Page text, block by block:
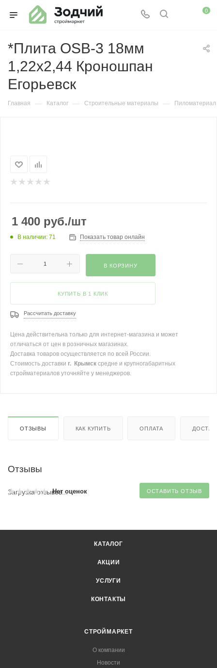
0
*Плита OSB-3 18мм
1,22х2,44 Кроношпан
Егорьевск
Главная — Каталог — Строительные материалы — Пиломатериал
1 400 руб./шт
В наличии: 71 Показать товар онлайн
В КОРЗИНУ
КУПИТЬ В 1 КЛИК
Рассчитать доставку
Цена действительна только для интернет-магазина и может
отличаться от цен в розничных магазинах.
Доставка товаров осуществляется по всей России.
Стоимость доставки г. Крымск средне и крупногабаритных
стройматериалов уточняйте у менеджеров.
ОТЗЫВЫ КАК КУПИТЬ ОПЛАТА
Отзывы
Нет оценок ОСТАВИТЬ ОТЗЫВ
Загрузка отзывов...
КАТАЛОГ
АКЦИИ
УСЛУГИ
КОНТАКТЫ
СТРОЙМАРКЕТ
О компании
Новости